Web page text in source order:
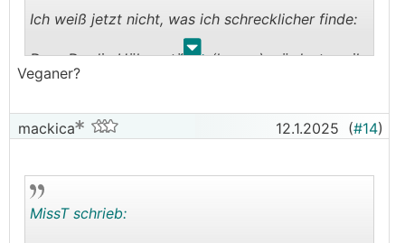
. .
Ich weiß jetzt nicht, was ich schrecklicher finde:
Dass Du die Hühner töten (lassen) würdest, weil
Du meinst, dass sie etwas gefressen haben, das
Selbst wenn es so wäre, würde ich die Hühner
nicht mit ihrem Leben zahlen lassen für dieses
oder für längere Zeit nicht esse.
Veganer?
mackica 12.1.2025 (#14)
MissT schrieb: